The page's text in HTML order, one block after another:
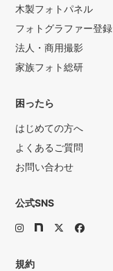
木製フォトパネル
フォトグラファー登録
法人・商用撮影
家族フォト総研
困ったら
はじめての方へ
よくあるご質問
お問い合わせ
公式SNS
規約